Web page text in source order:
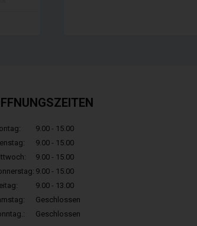
9.00 - 15.00
9.00 - 15.00
9.00 - 15.00
9.00 - 15.00
9.00 - 13.00
Geschlossen
Geschlossen